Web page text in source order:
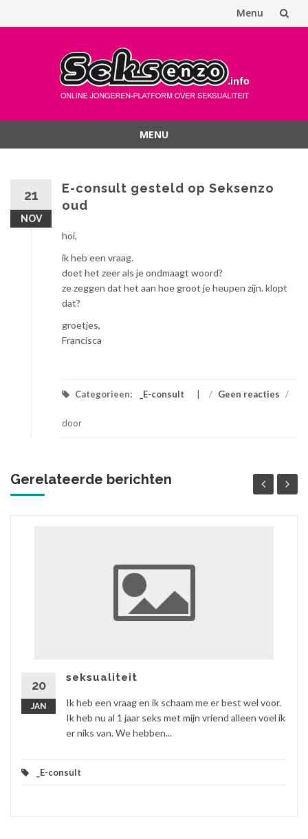
Menu
MENU
21
NOV
E-consult gesteld op Seksenzo
oud
hoi,
ik heb een vraag.
doet het zeer als je ondmaagt woord?
ze zeggen dat het aan hoe groot je heupen zijn. klopt
dat?
groetjes,
Francisca
Categorieen: _E-consult / Geen reacties /
door
Gerelateerde berichten
20
JAN
seksualiteit
Ik heb een vraag en ik schaam me er best wel voor.
Ik heb nu al 1 jaar seks met mijn vriend alleen voel ik
er niks van. We hebben...
_E-consult